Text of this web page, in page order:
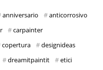
anniversario
anticorrosivo
carpainter
copertura
designideas
dreamitpaintit
etici